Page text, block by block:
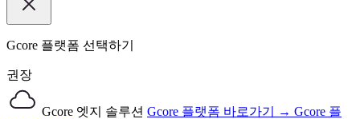
Gcore 플랫폼 선택하기
권장
Gcore 엣지 솔루션 Gcore 플랫폼 바로가기 → Gcore 플